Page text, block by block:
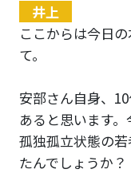
井上
ここからは今日
て。
安部さん自身、
あると思います
孤独孤立状態の
たんでしょうか？